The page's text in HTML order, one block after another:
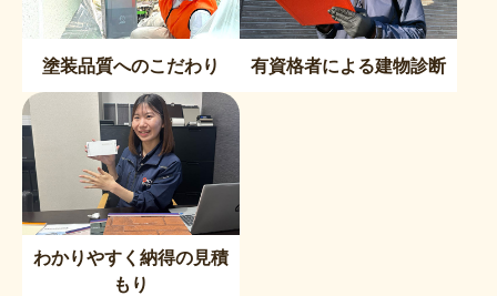
塗装品質へのこだわり 有資格者による建物診断
わかりやすく納得の見積
もり